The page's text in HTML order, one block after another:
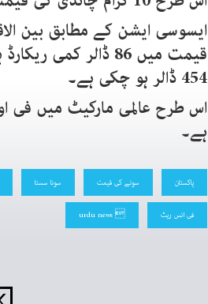
ایسوسی ایشن کے مطابق بین
454 ڈالر ہو چکی ہے۔
ہے۔
پاکستان سونے کی قیمت سونا سستا
فی انس ریٹ  urdu news